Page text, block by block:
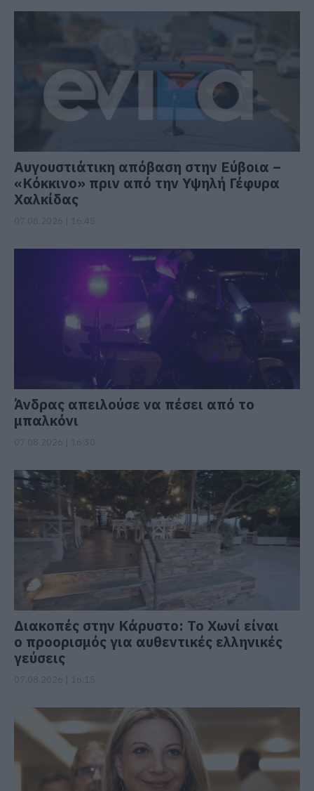
Αυγουστιάτικη απόβαση στην Εύβοια –
«Κόκκινο» πριν από την Υψηλή Γέφυρα
Χαλκίδας
Άνδρας απειλούσε να πέσει από το
μπαλκόνι
Διακοπές στην Κάρυστο: Το Χωνί είναι
ο προορισμός για αυθεντικές ελληνικές
γεύσεις